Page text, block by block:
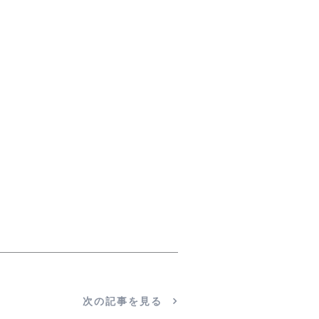
次の記事を見る